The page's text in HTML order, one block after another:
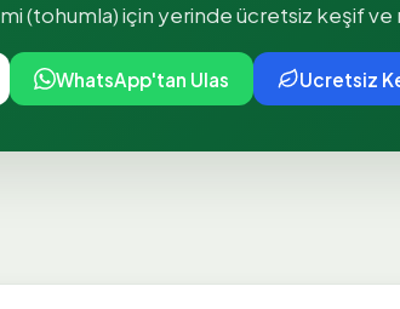
(tohumla)için yerinde ücretsiz keşif
WhatsApp'tan Ulas Ucretsiz